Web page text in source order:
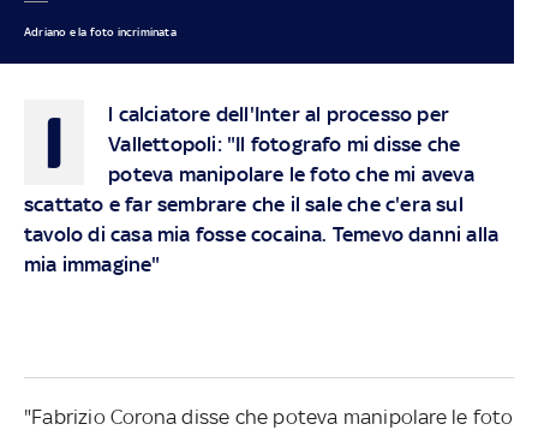
Adriano e la foto incriminata
I
l calciatore dell'Inter al processo per
Vallettopoli: "Il fotografo mi disse che
poteva manipolare le foto che mi aveva
scattato e far sembrare che il sale che c'era sul
tavolo di casa mia fosse cocaina. Temevo danni alla
mia immagine"
"Fabrizio Corona disse che poteva manipolare le foto